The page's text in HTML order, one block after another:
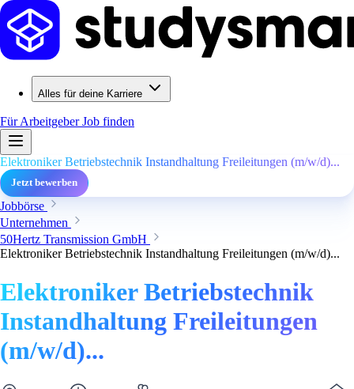
Alles für deine Karriere
Für ArbeitgeberJob finden
Elektroniker Betriebstechnik Instandhaltung Freileitungen (m/w/d)...
Jetzt bewerben
Jobbörse
Unternehmen
50Hertz Transmission GmbH
Elektroniker Betriebstechnik Instandhaltung Freileitungen (m/w/d)...
Elektroniker Betriebstechnik
Instandhaltung Freileitungen
(m/w/d)...